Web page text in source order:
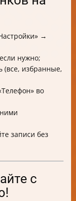
→
нужно;
(все, избранные,
во
записи без
с